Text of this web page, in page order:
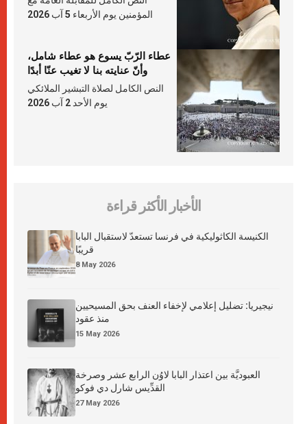
المؤمنين يوم الأربعاء 5 آب 2026
عطاء الرّبّ يسوع هو عطاء شامل،
وأنّ عنايته بنا لا تغيب عنّا أبدًا
النص الكامل لصلاة التبشير الملائكي
يوم الأحد 2 آب 2026
الأخبار الأكثر قراءة
الكنيسة الكاثوليكية في فرنسا تستعدّ لاستقبال البابا
قريبًا
8 May 2026
نيجيريا: تضليل إعلامي لإخفاء العنف بحق المسيحيين
منذ عقود
15 May 2026
العبوديَّة بين اعتذار البابا لاوُن الرابع عشر وصرخة
القدِّيس شارل دي فوكو
27 May 2026